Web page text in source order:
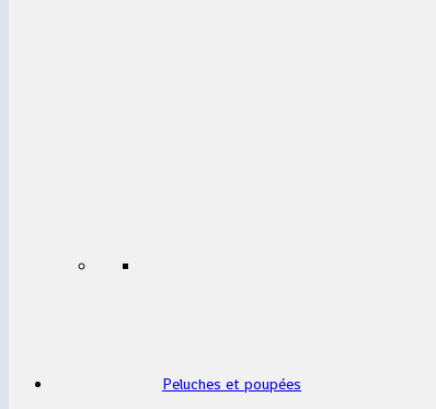
Peluches et poupées